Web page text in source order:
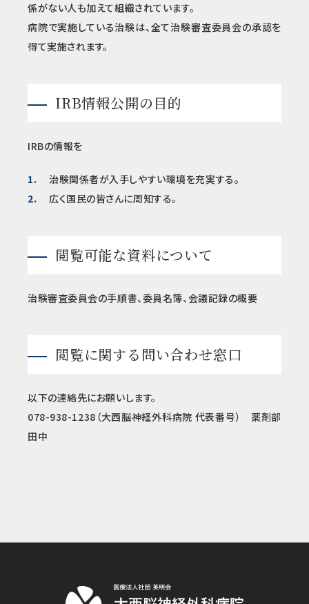
係がない人も加えて組織されています。
病院で実施している治験は、全て治験審査委員会の承認を
得て実施されます。
IRB情報公開の目的
IRBの情報を
治験関係者が入手しやすい環境を充実する。
広く国民の皆さんに周知する。
閲覧可能な資料について
治験審査委員会の手順書、委員名簿、会議記録の概要
閲覧に関する問い合わせ窓口
以下の連絡先にお願いします。
078-938-1238（大西脳神経外科病院 代表番号） 薬剤部
田中